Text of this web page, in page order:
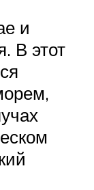
и
В этот